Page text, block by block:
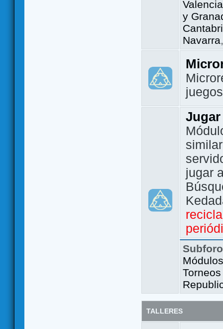
Valencia
y
Navarra
Jugar
jugar
TALLERES